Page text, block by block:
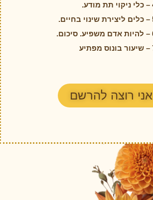
אני רוצה להרשם